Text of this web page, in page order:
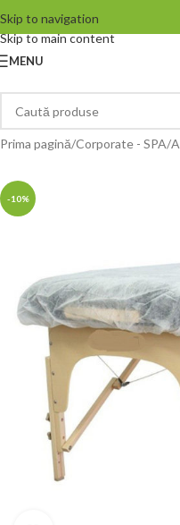
Skip to navigation
Skip to main content
MENU
Prima pagină/Corporate - SPA/
-10%